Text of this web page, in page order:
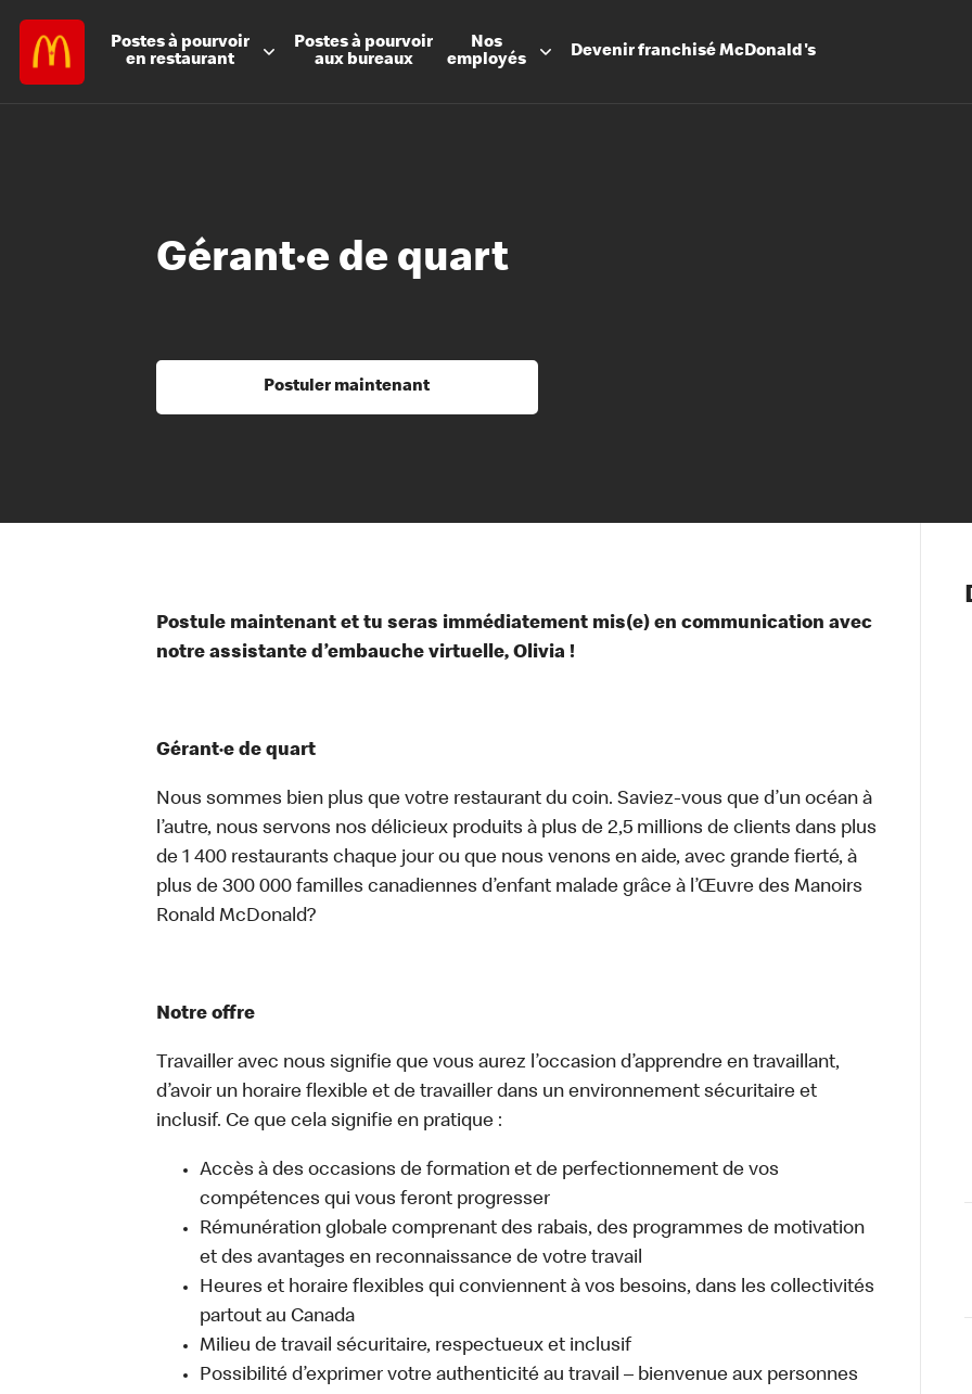
Postes à pourvoir
en restaurant
Postes à pourvoir
aux bureaux
Nos
employés
DevenirfranchiséMcDonald's
Les
Notre
Nos
Santé et
Gérant·e de quart
Postuler maintenant
Postule maintenant et tu seras immédiatement mis(e) en communication avec
notre assistante d’embauche virtuelle, Olivia !
Gérant·e de quart
Nous sommes bien plus que votre restaurant du coin. Saviez-vous que d’un océan à
l’autre, nous servons nos délicieux produits à plus de 2,5 millions de clients dans plus
de 1 400 restaurants chaque jour ou que nous venons en aide, avec grande fierté, à
plus de 300 000 familles canadiennes d’enfant malade grâce à l’Œuvre des Manoirs
Ronald McDonald?
Notre offre
Travailler avec nous signifie que vous aurez l’occasion d’apprendre en travaillant,
d’avoir un horaire flexible et de travailler dans un environnement sécuritaire et
inclusif. Ce que cela signifie en pratique :
Accès à des occasions de formation et de perfectionnement de vos
compétences qui vous feront progresser
Rémunération globale comprenant des rabais, des programmes de motivation
et des avantages en reconnaissance de votre travail
Heures et horaire flexibles qui conviennent à vos besoins, dans les collectivités
partout au Canada
Milieu de travail sécuritaire, respectueux et inclusif
Possibilité d’exprimer votre authenticité au travail – bienvenue aux personnes